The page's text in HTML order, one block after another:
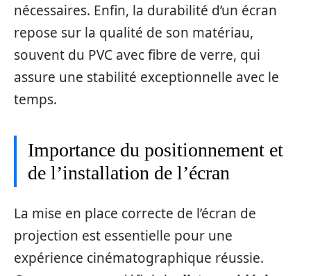
nécessaires. Enfin, la durabilité d’un écran
repose sur la qualité de son matériau,
souvent du PVC avec fibre de verre, qui
assure une stabilité exceptionnelle avec le
temps.
Importance du positionnement et
de l’installation de l’écran
La mise en place correcte de l’écran de
projection est essentielle pour une
expérience cinématographique réussie.